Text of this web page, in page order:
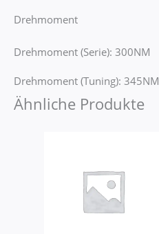
Drehmoment
Drehmoment (Serie): 300NM
Drehmoment (Tuning): 345NM
Ähnliche Produkte